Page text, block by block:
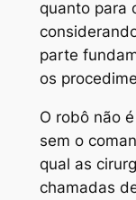
quanto para
parte
os
O robô não
sem o
qual as
chamadas